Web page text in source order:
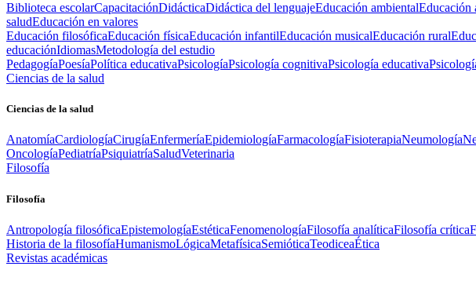
Biblioteca escolarCapacitaciónDidácticaDidáctica del lenguajeEducación ambientalEducación
saludEducación en valores
Educación filosóficaEducación físicaEducación infantilEducación musicalEducación rural
educaciónIdiomasMetodología del estudio
PedagogíaPoesíaPolítica educativaPsicologíaPsicología cognitivaPsicología educativa
Ciencias de la salud
Ciencias de la salud
AnatomíaCardiologíaCirugíaEnfermeríaEpidemiologíaFarmacologíaFisioterapiaNeumología
OncologíaPediatríaPsiquiatríaSaludVeterinaria
Filosofía
Filosofía
Antropología filosóficaEpistemologíaEstéticaFenomenologíaFilosofía analíticaFilosofía crítica
Historia de la filosofíaHumanismoLógicaMetafísicaSemióticaTeodiceaÉtica
Revistas académicas